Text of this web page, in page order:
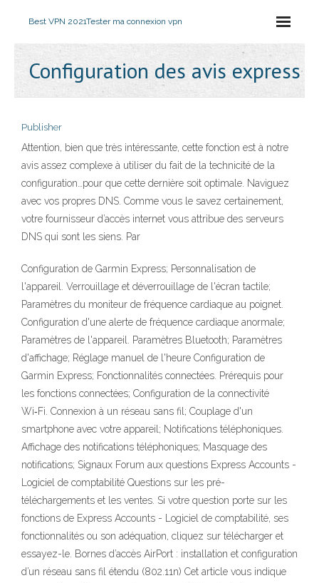
Best VPN 2021Tester ma connexion vpn
Configuration des avis express
Publisher
Attention, bien que très intéressante, cette fonction est à notre
avis assez complexe à utiliser du fait de la technicité de la
configuration…pour que cette dernière soit optimale. Naviguez
avec vos propres DNS. Comme vous le savez certainement,
votre fournisseur d’accès internet vous attribue des serveurs
DNS qui sont les siens. Par
Configuration de Garmin Express; Personnalisation de
l'appareil. Verrouillage et déverrouillage de l'écran tactile;
Paramètres du moniteur de fréquence cardiaque au poignet.
Configuration d'une alerte de fréquence cardiaque anormale;
Paramètres de l'appareil. Paramètres Bluetooth; Paramètres
d'affichage; Réglage manuel de l'heure Configuration de
Garmin Express; Fonctionnalités connectées. Prérequis pour
les fonctions connectées; Configuration de la connectivité
Wi‑Fi. Connexion à un réseau sans fil; Couplage d'un
smartphone avec votre appareil; Notifications téléphoniques.
Affichage des notifications téléphoniques; Masquage des
notifications; Signaux Forum aux questions Express Accounts -
Logiciel de comptabilité Questions sur les pré-
téléchargements et les ventes. Si votre question porte sur les
fonctions de Express Accounts - Logiciel de comptabilité, ses
fonctionnalités ou son adéquation, cliquez sur télécharger et
essayez-le. Bornes d’accès AirPort : installation et configuration
d’un réseau sans fil étendu (802.11n) Cet article vous indique